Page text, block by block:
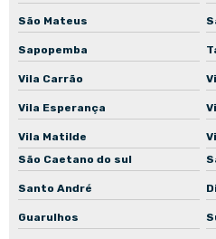
São Mateus
Sapopemba
Vila Carrão
Vila Esperança
Vila Matilde
São Caetano do sul
Santo André
Guarulhos